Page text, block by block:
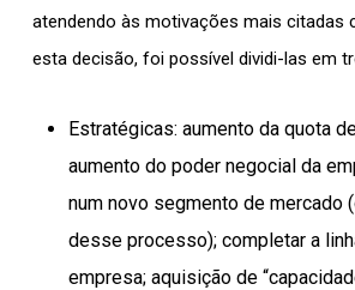
atendendo às motivações mais citadas
esta decisão, foi possível dividi-las em
Estratégicas: aumento da quota
aumento do poder negocial da
num novo segmento de mercado
desse processo); completar a
empresa; aquisição de